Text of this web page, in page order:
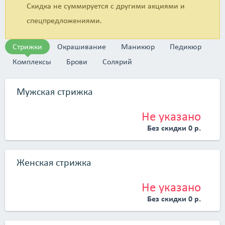
Скидка не суммируется с другими акциями и
спецпредложениями.
Стрижки Окрашивание Маникюр
Педикюр
Комплексы
Брови Солярий
Мужская стрижка
Не указано
Без скидки 0 р.
Женская стрижка
Не указано
Без скидки 0 р.
блеском, который сложно получить при использовании
обычного лака.</p>